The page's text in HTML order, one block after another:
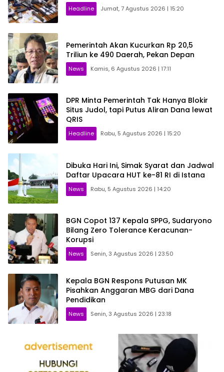
Headline Jumat, 7 Agustus 2026 | 15:20
Pemerintah Akan Kucurkan Rp 20,5
Triliun ke 490 Daerah, Pekan Depan
News Kamis, 6 Agustus 2026 | 17:11
DPR Minta Pemerintah Tak Hanya Blokir
Situs Judol, tapi Putus Aliran Dana lewat
QRIS
Headline Rabu, 5 Agustus 2026 | 15:20
Dibuka Hari Ini, Simak Syarat dan Jadwal
Daftar Upacara HUT ke-81 RI di Istana
News Rabu, 5 Agustus 2026 | 14:20
BGN Copot 137 Kepala SPPG, Sudaryono
Bilang Zero Tolerance Keracunan-
Korupsi
News Senin, 3 Agustus 2026 | 23:50
Kepala BGN Respons Putusan MK
Pisahkan Anggaran MBG dari Dana
Pendidikan
News Senin, 3 Agustus 2026 | 23:18